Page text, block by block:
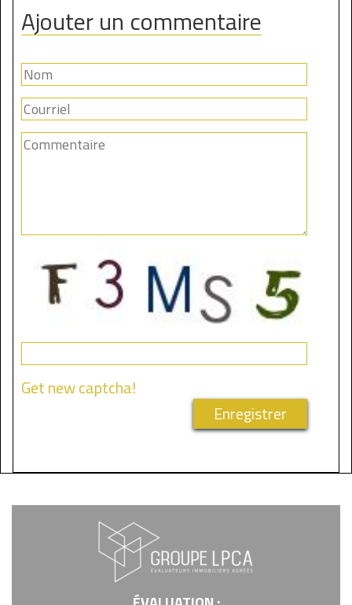
Ajouter un commentaire
Get new captcha!